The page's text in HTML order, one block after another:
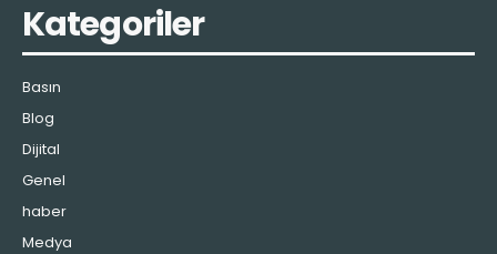
Kategoriler
Basın
Blog
Dijital
Genel
haber
Medya